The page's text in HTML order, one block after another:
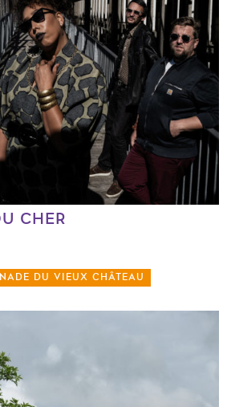
CHER
DU VIEUX CHÂTEAU